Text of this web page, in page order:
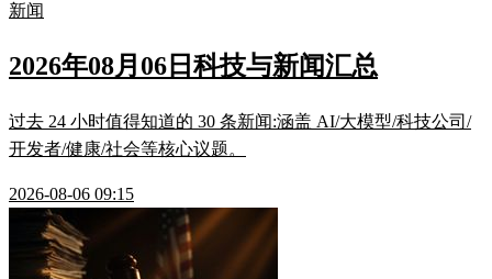
新闻
2026年08月06日科技与新闻汇总
过去 24 小时值得知道的 30 条新闻:涵盖 AI/大模型/科技公司/
开发者/健康/社会等核心议题。
2026-08-06 09:15